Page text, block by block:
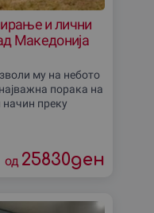
и лични
Македонија
му на небото
порака на
преку
без здив и
од 25830ден